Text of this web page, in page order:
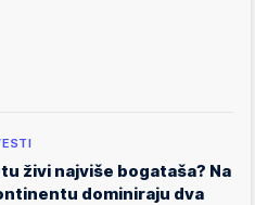
živi najviše bogataša? Na
dominiraju dva